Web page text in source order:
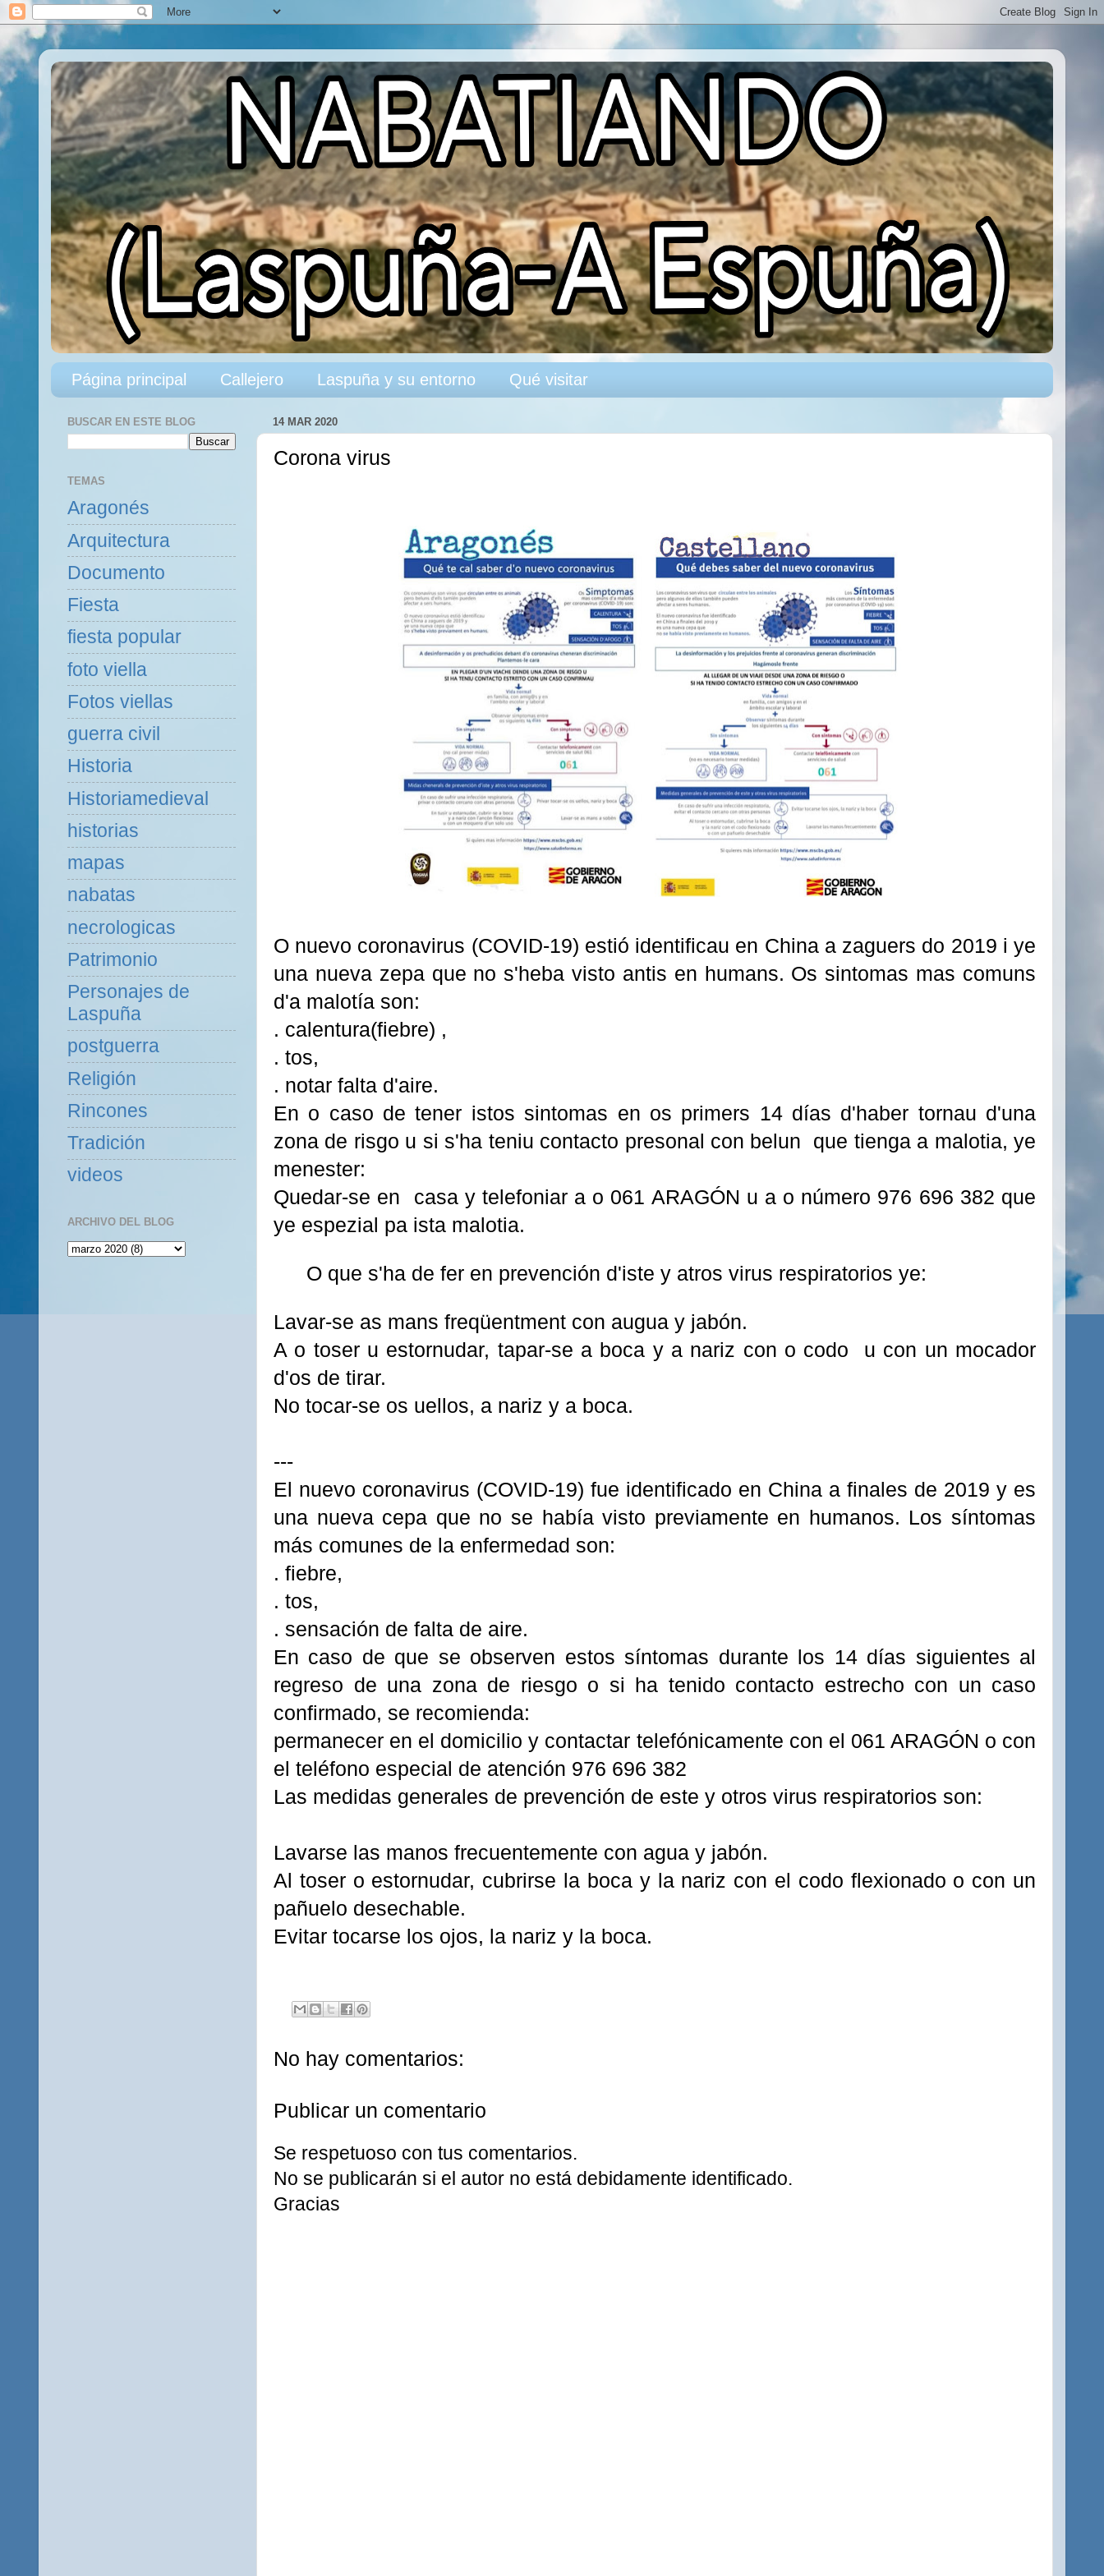
Página principal Callejero Laspuña y su entorno Qué visitar
14 MAR 2020
Corona virus
O nuevo coronavirus (COVID-19) estió identificau en China a zaguers do 2019 i ye
una nueva zepa que no s'heba visto antis en humans. Os sintomas mas comuns
d'a malotía son:
. calentura(fiebre) ,
. tos,
. notar falta d'aire.
En o caso de tener istos sintomas en os primers 14 días d'haber tornau d'una
zona de risgo u si s'ha teniu contacto presonal con belun que tienga a malotia, ye
menester:
Quedar-se en casa y telefoniar a o 061 ARAGÓN u a o número 976 696 382 que
ye espezial pa ista malotia.
O que s'ha de fer en prevención d'iste y atros virus respiratorios ye:
Lavar-se as mans freqüentment con augua y jabón.
A o toser u estornudar, tapar-se a boca y a nariz con o codo u con un mocador
d'os de tirar.
No tocar-se os uellos, a nariz y a boca.
---
El nuevo coronavirus (COVID-19) fue identificado en China a finales de 2019 y es
una nueva cepa que no se había visto previamente en humanos. Los síntomas
más comunes de la enfermedad son:
. fiebre,
. tos,
. sensación de falta de aire.
En caso de que se observen estos síntomas durante los 14 días siguientes al
regreso de una zona de riesgo o si ha tenido contacto estrecho con un caso
confirmado, se recomienda:
permanecer en el domicilio y contactar telefónicamente con el 061 ARAGÓN o con
el teléfono especial de atención 976 696 382
Las medidas generales de prevención de este y otros virus respiratorios son:
Lavarse las manos frecuentemente con agua y jabón.
Al toser o estornudar, cubrirse la boca y la nariz con el codo flexionado o con un
pañuelo desechable.
Evitar tocarse los ojos, la nariz y la boca.
No hay comentarios:
Publicar un comentario
Se respetuoso con tus comentarios.
No se publicarán si el autor no está debidamente identificado.
Gracias
BUSCAR EN ESTE BLOG
TEMAS
Aragonés
Arquitectura
Documento
Fiesta
fiesta popular
foto viella
Fotos viellas
guerra civil
Historia
Historiamedieval
historias
mapas
nabatas
necrologicas
Patrimonio
Personajes de
Laspuña
postguerra
Religión
Rincones
Tradición
videos
ARCHIVO DEL BLOG